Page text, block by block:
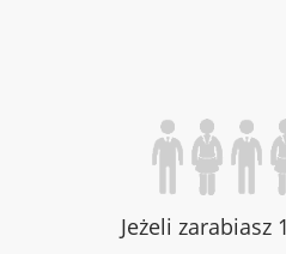
Jeżeli zarabiasz